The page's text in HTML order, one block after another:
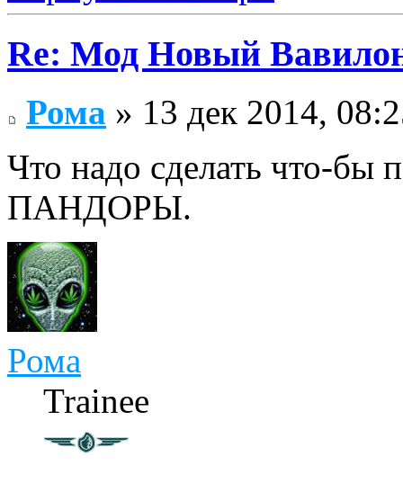
Re: Мод Новый
Рома » 13 дек 2014,
Что надо сделать что-
ПАНДОРЫ.
Рома
Trainee